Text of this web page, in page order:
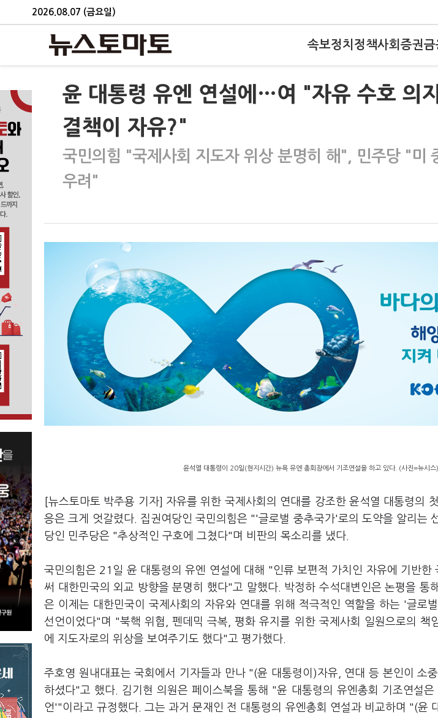
2026.08.07 (금요일)
속보정치 정책사회 증권금
윤 대통령 유엔 연설에…여 "자유 수호 의
결책이 자유?"
국민의힘 "국제사회 지도자 위상 분명히 해", 민주당 "미
우려"
윤석열 대통령이 20일(현지시간) 뉴욕 유엔 총회장에서 기조연설을 하고 있다. (사진=뉴시스)
[뉴스토마토 박주용 기자] 자유를 위한 국제사회의 연대를 강조한 윤석열 대통령의
응은 크게 엇갈렸다. 집권여당인 국민의힘은 "'글로벌 중추국가'로의 도약을 알리는
당인 민주당은 "추상적인 구호에 그쳤다"며 비판의 목소리를 냈다.
국민의힘은 21일 윤 대통령의 유엔 연설에 대해 "인류 보편적 가치인 자유에 기반한
써 대한민국의 외교 방향을 분명히 했다"고 말했다. 박정하 수석대변인은 논평을 통
은 이제는 대한민국이 국제사회의 자유와 연대를 위해 적극적인 역할을 하는 '글로
선언이었다"며 "북핵 위협, 펜데믹 극복, 평화 유지를 위한 국제사회 일원으로의 책
에 지도자로의 위상을 보여주기도 했다"고 평가했다.
주호영 원내대표는 국회에서 기자들과 만나 "(윤 대통령이)자유, 연대 등 본인이 소
하셨다"고 했다. 김기현 의원은 페이스북을 통해 "윤 대통령의 유엔총회 기조연설
언'"이라고 규정했다. 그는 과거 문재인 전 대통령의 유엔총회 연설과 비교하며 "(윤